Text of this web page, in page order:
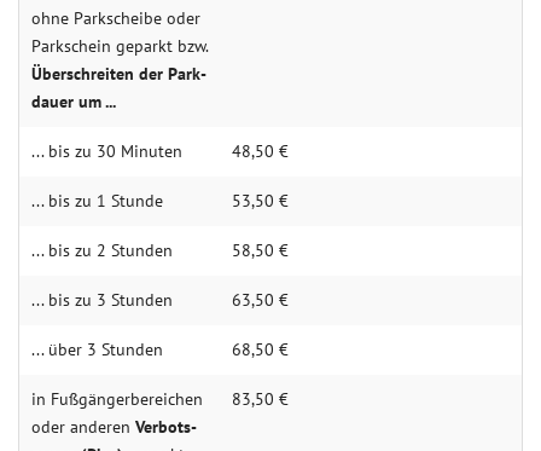
ohne Park­­scheibe oder
Park­­schein geparkt bzw.
Über­­schreiten der Park­­
dauer um ...
... bis zu 30 Mi­nu­ten 48,50 €
... bis zu 1 Stun­de 53,50 €
... bis zu 2 Stun­den 58,50 €
... bis zu 3 Stun­den 63,50 €
... über 3 Stun­den 68,50 €
in Fuß­­gänger­­­berei­­chen
oder anderen Verbots­­­
83,50 €